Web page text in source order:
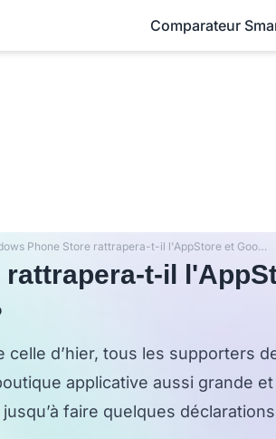
Comparateur
Windows Phone Store rattrapera-t-il l'AppStore et Google Play en 2014 ?
t-il
d’hier, tous les supporters
applicative aussi grande
faire quelques